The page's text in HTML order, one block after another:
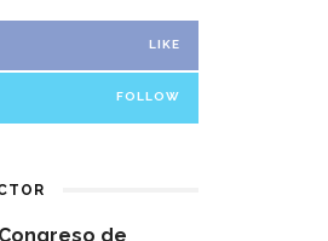
LIKE
FOLLOW
de